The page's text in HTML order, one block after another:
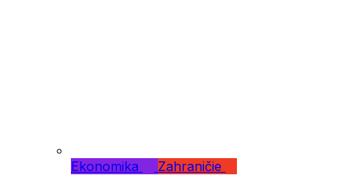
Ekonomika Zahraničie